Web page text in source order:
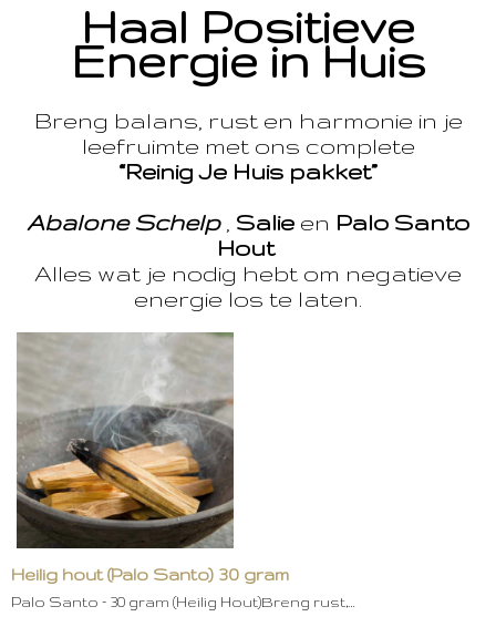
Haal Positieve
Energie in Huis
Breng balans, rust en harmonie in je
leefruimte met ons complete
“Reinig Je Huis pakket”
Abalone Schelp, Salie en Palo Santo
Hout
Alles wat je nodig hebt om negatieve
energie los te laten.
Heilig hout (Palo Santo) 30 gram
Palo Santo – 30 gram (Heilig Hout)Breng rust,…